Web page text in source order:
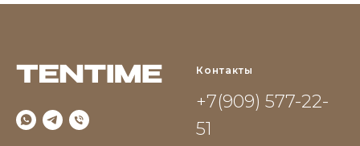
Контакты
+7(909) 577-22-
51